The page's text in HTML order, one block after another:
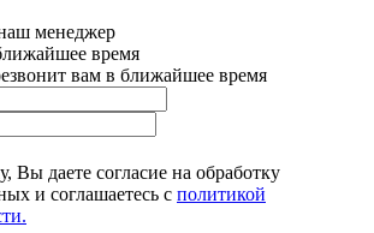
менеджер
время
вам в ближайшее время
Вы даете согласие на обработку
и соглашаетесь с политикой